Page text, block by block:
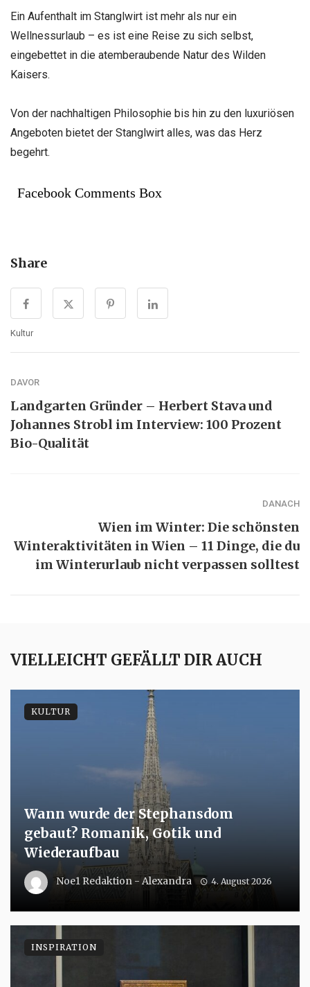
Ein Aufenthalt im Stanglwirt ist mehr als nur ein
Wellnessurlaub – es ist eine Reise zu sich selbst,
eingebettet in die atemberaubende Natur des Wilden
Kaisers.
Von der nachhaltigen Philosophie bis hin zu den luxuriösen
Angeboten bietet der Stanglwirt alles, was das Herz
begehrt.
Facebook Comments Box
Share
Kultur
DAVOR
Landgarten Gründer – Herbert Stava und
Johannes Strobl im Interview: 100 Prozent
Bio-Qualität
DANACH
Wien im Winter: Die schönsten
Winteraktivitäten in Wien – 11 Dinge, die du
im Winterurlaub nicht verpassen solltest
VIELLEICHT GEFÄLLT DIR AUCH
Wann wurde der Stephansdom
gebaut? Romanik, Gotik und
Wiederaufbau
Noe1 Redaktion - Alexandra 4. August 2026
KULTUR
INSPIRATION